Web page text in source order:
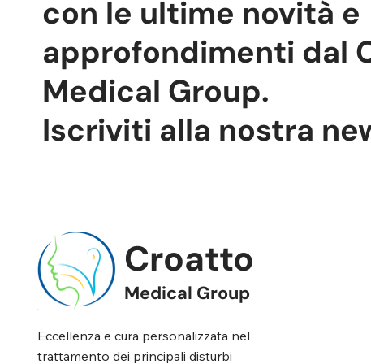
con le ultime novità e
approfondimenti dal
Medical Group.
Iscriviti alla nostra
Croatto
Medical Group
Eccellenza e cura personalizzata nel
trattamento dei principali disturbi